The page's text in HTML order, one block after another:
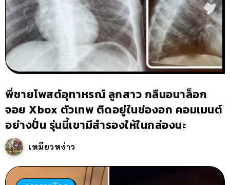
พี่ชายโพสต์อุทาหรณ์ ลูกสาว กลืนอนาล็อก
จอย Xbox ตัวเทพ ติดอยู่ในช่องอก คอมเมนต์
อย่างปั่น รุ่นนี้เขามีสำรองให้ในกล่องนะ
เหมียวหง่าว